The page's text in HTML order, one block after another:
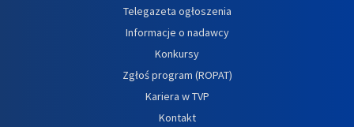
Telegazeta ogłoszenia
Informacje o nadawcy
Konkursy
Zgłoś program (ROPAT)
Kariera w TVP
Kontakt